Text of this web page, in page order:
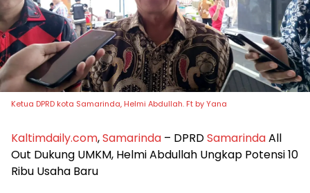
Ketua DPRD kota Samarinda, Helmi Abdullah. Ft by Yana
Kaltimdaily.com,Samarinda – DPRDSamarindaAll
Out Dukung UMKM, Helmi Abdullah Ungkap Potensi 10
Ribu Usaha Baru